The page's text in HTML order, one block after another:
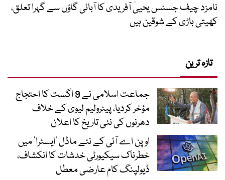
نامزد چیف جسٹس یحییٰ آفریدی کا آبائی گاؤں سے گہرا تعلق،
کھیتی باڑی کے شوقین ہیں
تازہ ترین
جماعت اسلامی نے 9 اگست کا احتجاج
مؤخر کردیا، پیٹرولیم لیوی کے خلاف
دھرنوں کی نئی تاریخ کا اعلان
اوپن اے آئی کے نئے ماڈل ’ایسٹرا‘ میں
خطرناک سیکیورٹی خدشات کا انکشاف،
ڈیولپنگ کام عارضی معطل